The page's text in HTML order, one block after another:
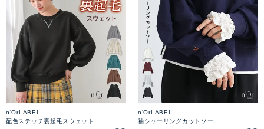
n'OrLABEL
配色ステッチ裏起毛スウェット
n'OrLABEL
袖シャーリングカットソー